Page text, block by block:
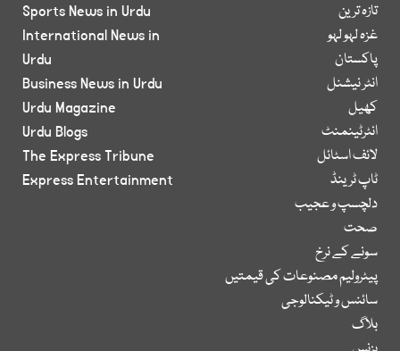
تازہ ترین
غزہ لہو لہو
پاکستان
انٹر نیشنل
کھیل
انٹرٹینمنٹ
لائف اسٹائل
ٹاپ ٹرینڈ
دلچسپ و عجیب
صحت
سونے کے نرخ
پیٹرولیم مصنوعات کی قیمتیں
سائنس و ٹیکنالوجی
بلاگ
Sports News in Urdu
International News in
Urdu
Business News in Urdu
Urdu Magazine
Urdu Blogs
The Express Tribune
Express Entertainment